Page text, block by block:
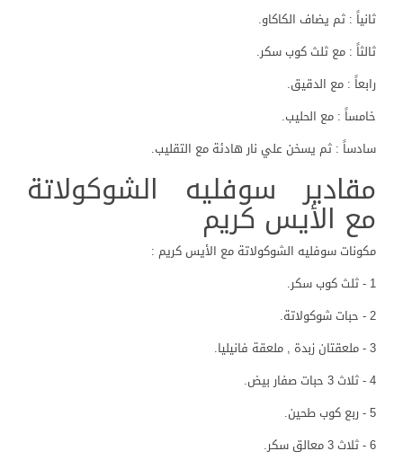
ثانياً : ثم يضاف الكاكاو.
ثالثاً : مع ثلث كوب سكر.
رابعاً : مع الدقيق.
خامساً : مع الحليب.
سادساً : ثم يسخن علي نار هادئة مع التقليب.
مقادير سوفليه الشوكولاتة
مع الأيس كريم
مكونات سوفليه الشوكولاتة مع الأيس كريم :
1 - ثلث كوب سكر.
2 - حبات شوكولاتة.
3 - ملعقتان زبدة , ملعقة فانيليا.
4 - ثلاث 3 حبات صفار بيض.
5 - ربع كوب طحين.
6 - ثلاث 3 معالق سكر.